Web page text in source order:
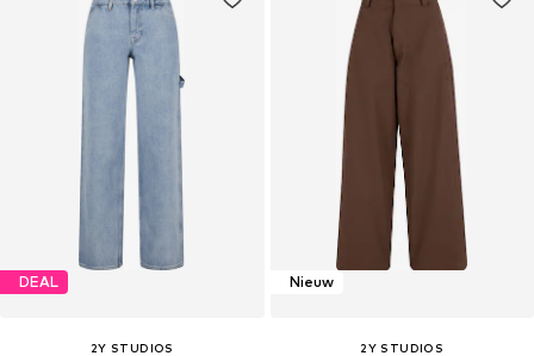
DEAL
2Y STUDIOS
Nieuw
2Y STUDIOS